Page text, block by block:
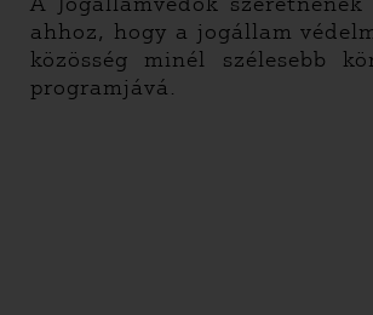
ahhoz, hogy a jogállam
közösség minél szélesebb
programjává.